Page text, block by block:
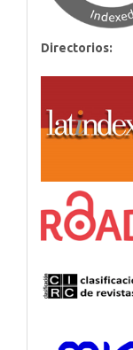
Directorios: